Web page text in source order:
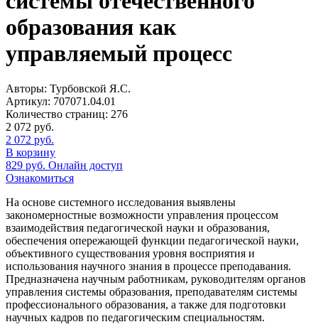
образования как
управляемый процесс
Авторы: Турбовской Я.С.
Артикул: 707071.04.01
Количество страниц: 276
2 072 руб.
2 072 руб.
В корзину
829 руб. Онлайн доступ
Ознакомиться
На основе системного исследования выявлены
закономерностные возможности управления процессом
взаимодействия педагогической науки и образования,
обеспечения опережающей функции педагогической науки,
объективного существования уровня восприятия и
использования научного знания в процессе преподавания.
Предназначена научным работникам, руководителям органов
управления системы образования, преподавателям системы
профессионального образования, а также для подготовки
научных кадров по педагогическим специальностям.